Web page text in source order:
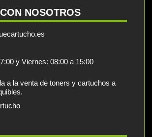
NOSOTROS
y Viernes: 08:00 a 15:00
a la venta de toners y cartuchos a